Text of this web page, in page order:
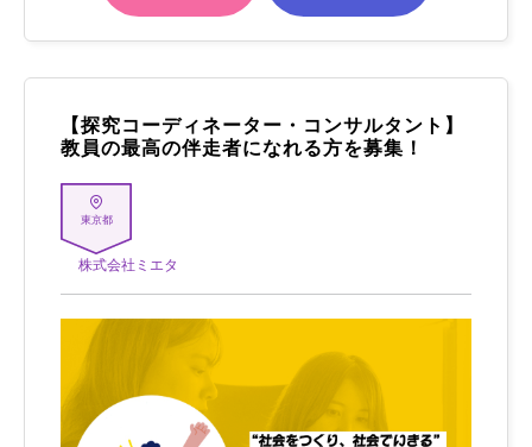
【探究コーディネーター・コンサルタント】
教員の最高の伴走者になれる方を募集！
東京都
株式会社ミエタ